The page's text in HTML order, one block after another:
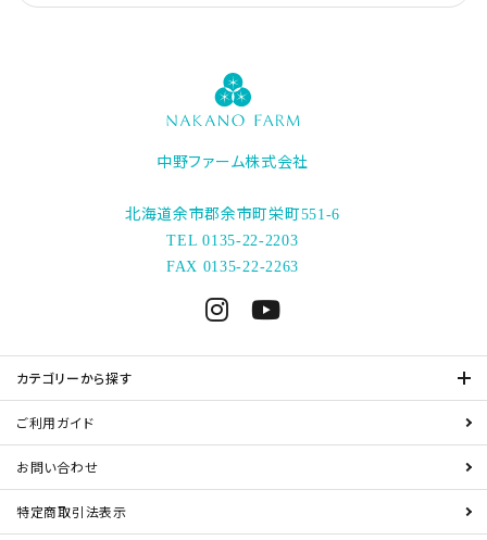
中野ファーム株式会社
北海道余市郡余市町栄町551-6
TEL 0135-22-2203
FAX 0135-22-2263
カテゴリーから探す
ご利用ガイド
お問い合わせ
特定商取引法表示